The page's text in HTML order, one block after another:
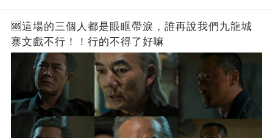
🆘這場的三個人都是眼眶帶淚，誰再說我們九龍城
寨文戲不行！！行的不得了好嘛